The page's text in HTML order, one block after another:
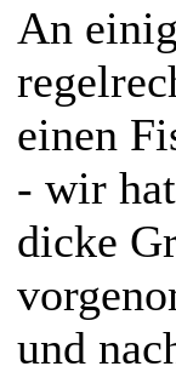
An
einen
- wir
dicke
und